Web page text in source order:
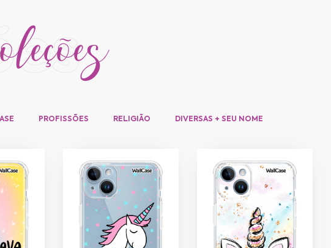
PROFISSÕES RELIGIÃO DIVERSAS + SEU NOME